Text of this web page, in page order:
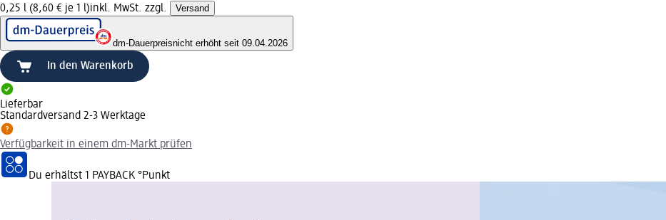
0,25 l (8,60 € je 1 l)inkl. MwSt. zzgl. Versand
dm-Dauerpreisnicht erhöht seit 09.04.2026
In den Warenkorb
Lieferbar
Standardversand 2-3 Werktage
Verfügbarkeit in einem dm-Markt prüfen
Du erhältst 1 PAYBACK °Punkt